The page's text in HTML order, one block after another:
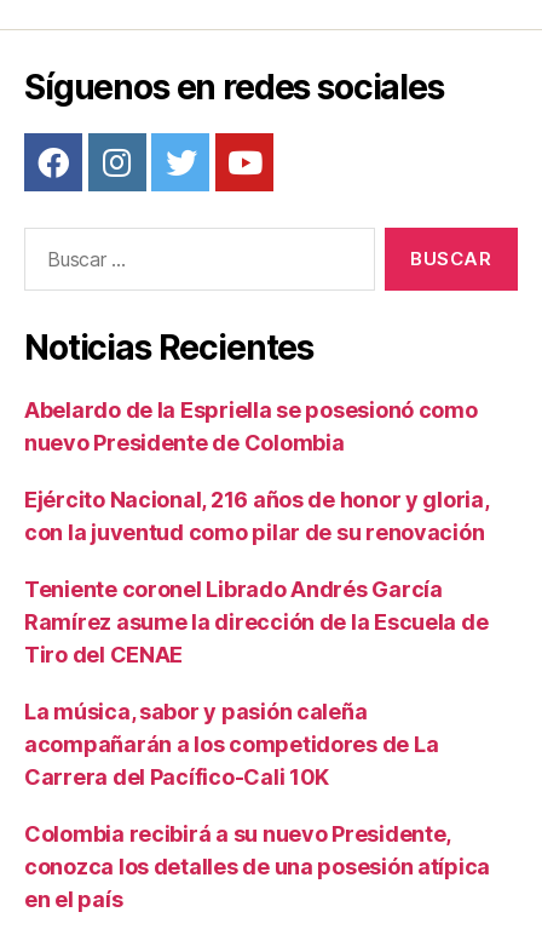
Síguenos en redes sociales
Noticias Recientes
Abelardo de la Espriella se posesionó como
nuevo Presidente de Colombia
Ejército Nacional, 216 años de honor y gloria,
con la juventud como pilar de su renovación
Teniente coronel Librado Andrés García
Ramírez asume la dirección de la Escuela de
Tiro del CENAE
La música, sabor y pasión caleña
acompañarán a los competidores de La
Carrera del Pacífico-Cali 10K
Colombia recibirá a su nuevo Presidente,
conozca los detalles de una posesión atípica
en el país